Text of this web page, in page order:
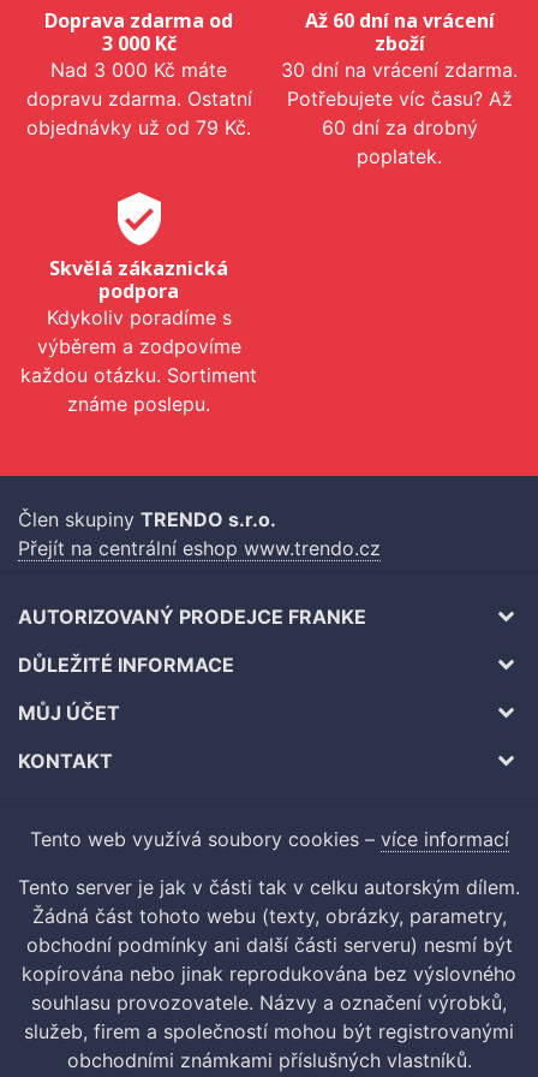
Doprava zdarma od
3 000 Kč
Nad 3 000 Kč máte
dopravu zdarma. Ostatní
objednávky už od 79 Kč.
Až 60 dní na vrácení
zboží
30 dní na vrácení zdarma.
Potřebujete víc času? Až
60 dní za drobný
poplatek.
verified_user
Skvělá zákaznická
podpora
Kdykoliv poradíme s
výběrem a zodpovíme
každou otázku. Sortiment
známe poslepu.
Člen skupiny TRENDO s.r.o.
Přejít na centrální eshop www.trendo.cz
AUTORIZOVANÝ PRODEJCE FRANKE
DŮLEŽITÉ INFORMACE
MŮJ ÚČET
KONTAKT
Tento web využívá soubory cookies – více informací
Tento server je jak v části tak v celku autorským dílem.
Žádná část tohoto webu (texty, obrázky, parametry,
obchodní podmínky ani další části serveru) nesmí být
kopírována nebo jinak reprodukována bez výslovného
souhlasu provozovatele. Názvy a označení výrobků,
služeb, firem a společností mohou být registrovanými
obchodními známkami příslušných vlastníků.